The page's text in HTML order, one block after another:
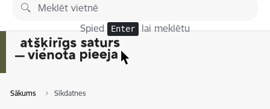
Pāriet uz lapas saturu
Spied Enter lai meklētu
Sākums Sīkdatnes